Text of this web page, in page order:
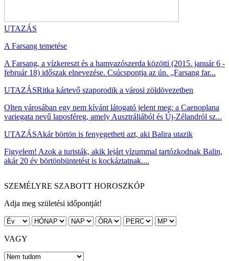
UTAZÁS
A Farsang temetése
A Farsang, a vízkereszt és a hamvazószerda közötti (2015. január 6 -
február 18) időszak elnevezése. Csúcspontja az ún. „Farsang far...
UTAZÁSRitka kártevő szaporodik a városi zöldövezetben
Olten városában egy nem kívánt látogató jelent meg: a Caenoplana
variegata nevű laposféreg, amely Ausztráliából és Új-Zélandról sz...
UTAZÁSAkár börtön is fenyegetheti azt, aki Balira utazik
Figyelem! Azok a turisták, akik lejárt vízummal tartózkodnak Balin,
akár 20 év börtönbüntetést is kockáztatnak....
SZEMÉLYRE SZABOTT HOROSZKÓP
Adja meg születési időpontját!
VAGY